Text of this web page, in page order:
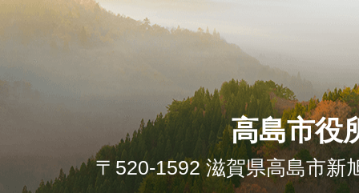
高島市役
〒520-1592 滋賀県高島市新